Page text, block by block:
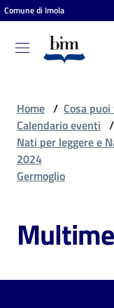
Vai al contenuto
Vai alla navigazione
Vai al footer
Comune di Imola
Biblioteca
comunale
Entra
puoi
fare
Home / Cosa
Calendario eventi /
Nati per leggere e
2024
Germoglio